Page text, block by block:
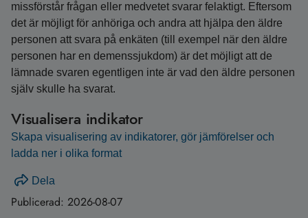
missförstår frågan eller medvetet svarar felaktigt. Eftersom
det är möjligt för anhöriga och andra att hjälpa den äldre
personen att svara på enkäten (till exempel när den äldre
personen har en demenssjukdom) är det möjligt att de
lämnade svaren egentligen inte är vad den äldre personen
själv skulle ha svarat.
Visualisera indikator
Skapa visualisering av indikatorer, gör jämförelser och
ladda ner i olika format
Dela
Publicerad: 2026-08-07